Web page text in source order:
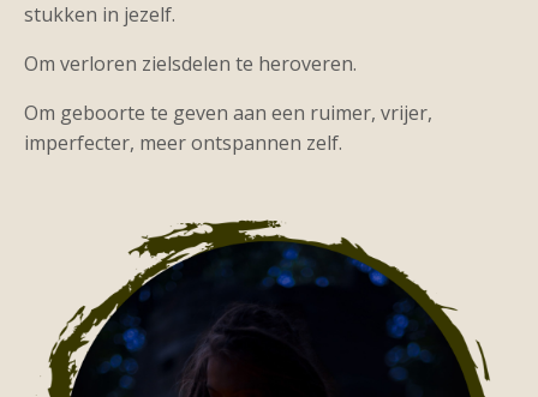
stukken in jezelf.
Om verloren zielsdelen te heroveren.
Om geboorte te geven aan een ruimer, vrijer,
imperfecter, meer ontspannen zelf.